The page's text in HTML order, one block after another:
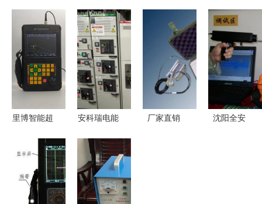
探伤仪——
工业无损检
测的智能之
选
损检测的核
心利器
与技术创新
——探访射
阳县华通探
伤设备探伤
仪的技术优
势
波探伤
仪,jut500b
数字超声波
探伤仪厂家
领先品牌彩
里博智能超
精准无损检
测的未来领
导者
安科瑞电能
测与防孤岛
保护装置在
特斯拉工厂
厂家直销
沈阳全安